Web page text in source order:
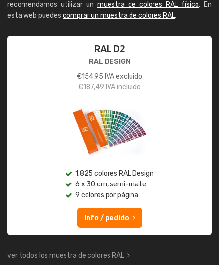
recomendamos utilizar un muestra de colores RAL físico. En
esta web puedes comprar un muestra de colores RAL.
RAL D2
RAL DESIGN
€154,95 IVA excluido
€187,49 IVA incluido
1.825 colores RAL Design
6 x 30 cm, semi-mate
9 colores por página
Info / pedido
ver todos los muestra de colores RAL